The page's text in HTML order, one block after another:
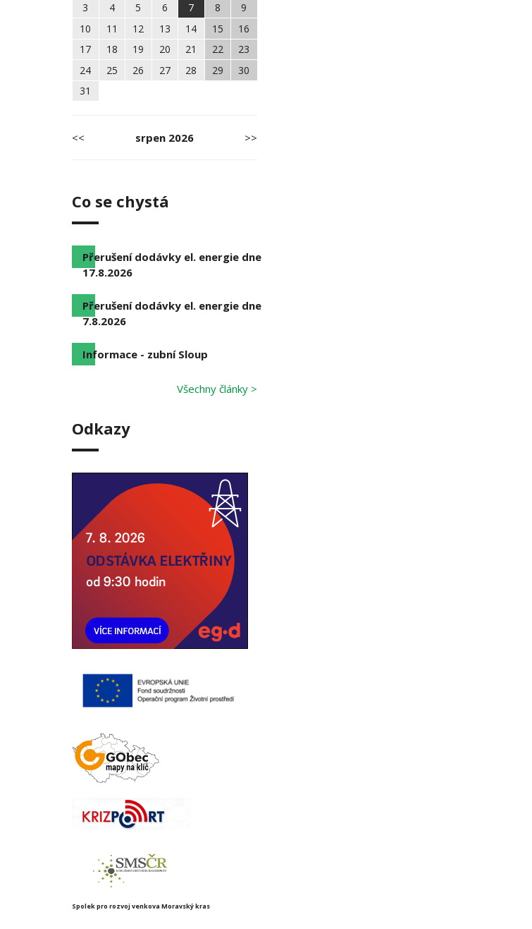
3
4 5 6 7 8
9
10
11 12 13 14 15
16
17
18 19 20 21 22
23
24
25 26 27 28 29
30
31
<< srpen 2026 >>
Co se chystá
Přerušení dodávky el. energie dne
17.8.2026
Přerušení dodávky el. energie dne
7.8.2026
Informace - zubní Sloup
Všechny články >
Odkazy
Spolek pro rozvoj venkova Moravský kras